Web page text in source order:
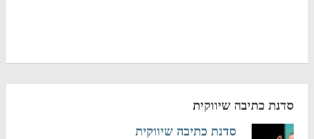
סדנת כתיבה שיווקית
סדנת כתיבה שיווקית